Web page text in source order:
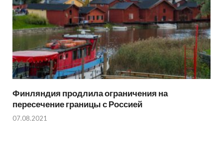
Финляндия продлила ограничения на
пересечение границы с Россией
07.08.2021